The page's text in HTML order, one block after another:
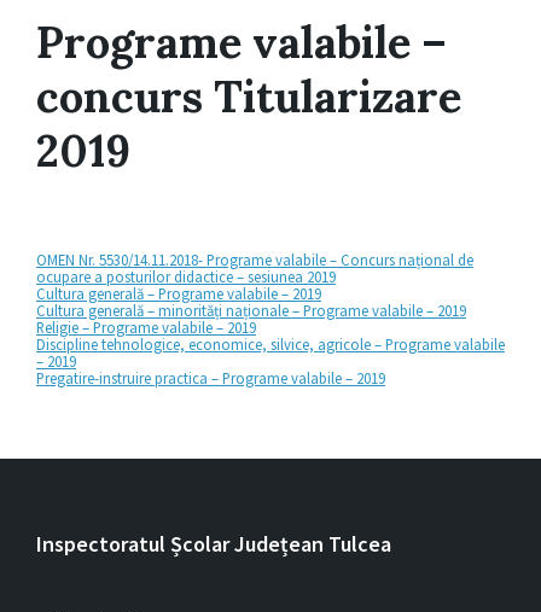
Programe valabile –
concurs Titularizare
2019
OMEN Nr. 5530/14.11.2018- Programe valabile – Concurs național de
ocupare a posturilor didactice – sesiunea 2019
Cultura generală – Programe valabile – 2019
Cultura generală – minorități naționale – Programe valabile – 2019
Religie – Programe valabile – 2019
Discipline tehnologice, economice, silvice, agricole – Programe valabile
– 2019
Pregatire-instruire practica – Programe valabile – 2019
Inspectoratul Școlar Județean Tulcea